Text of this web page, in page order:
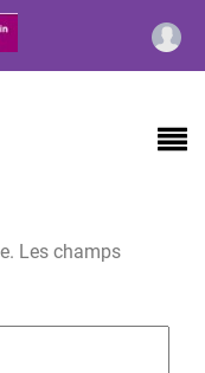
Les champs